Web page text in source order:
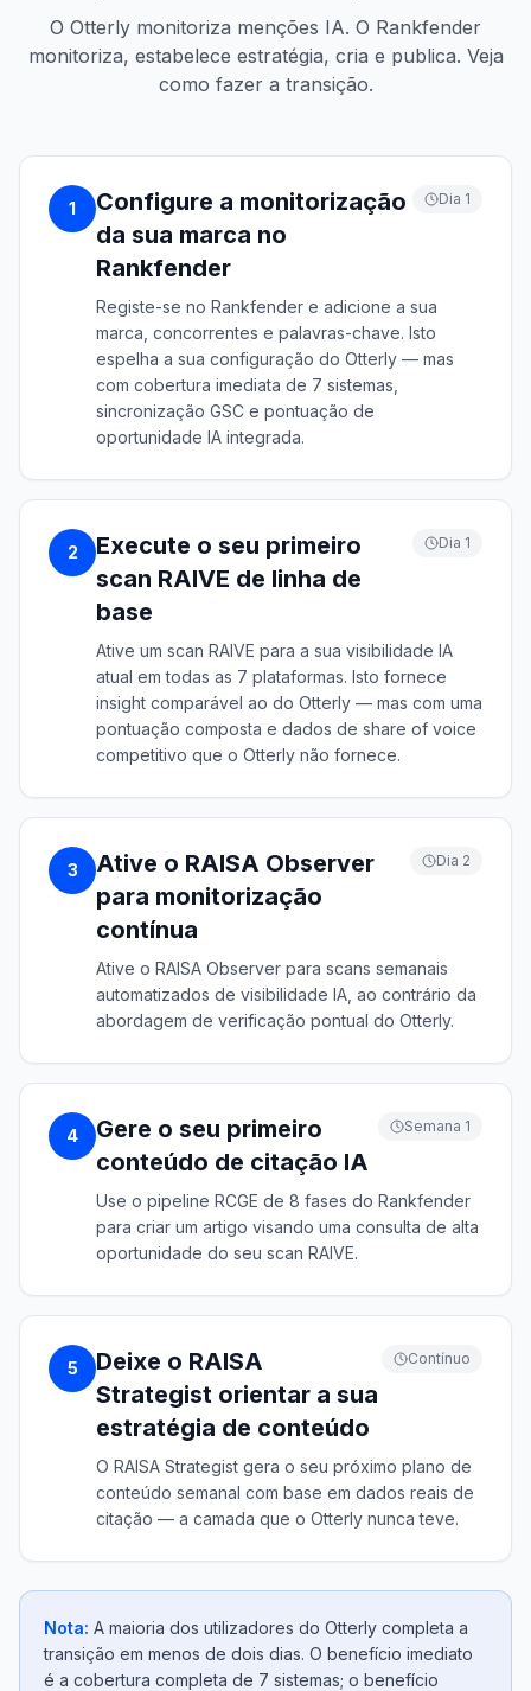
O Otterly monitoriza menções IA. O Rankfender
monitoriza, estabelece estratégia, cria e publica. Veja
como fazer a transição.
1
Configure a monitorização
da sua marca no
Rankfender
Dia 1
Registe-se no Rankfender e adicione a sua
marca, concorrentes e palavras-chave. Isto
espelha a sua configuração do Otterly — mas
com cobertura imediata de 7 sistemas,
sincronização GSC e pontuação de
oportunidade IA integrada.
2
Execute o seu primeiro
scan RAIVE de linha de
base
Dia 1
Ative um scan RAIVE para a sua visibilidade IA
atual em todas as 7 plataformas. Isto fornece
insight comparável ao do Otterly — mas com uma
pontuação composta e dados de share of voice
competitivo que o Otterly não fornece.
3
Ative o RAISA Observer
para monitorização
contínua
Dia 2
Ative o RAISA Observer para scans semanais
automatizados de visibilidade IA, ao contrário da
abordagem de verificação pontual do Otterly.
4
Gere o seu primeiro
conteúdo de citação IA
Semana 1
Use o pipeline RCGE de 8 fases do Rankfender
para criar um artigo visando uma consulta de alta
oportunidade do seu scan RAIVE.
5
Deixe o RAISA
Strategist orientar a sua
estratégia de conteúdo
Contínuo
O RAISA Strategist gera o seu próximo plano de
conteúdo semanal com base em dados reais de
citação — a camada que o Otterly nunca teve.
Nota: A maioria dos utilizadores do Otterly completa a
transição em menos de dois dias. O benefício imediato
é a cobertura completa de 7 sistemas; o benefício